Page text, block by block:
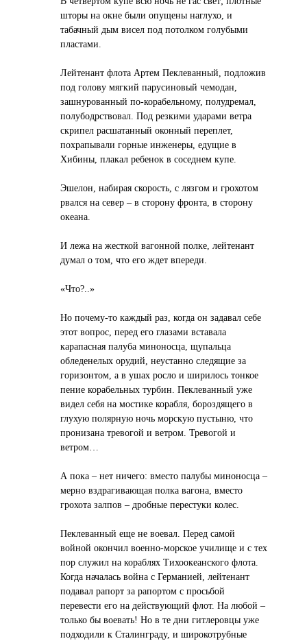
шторы на окне были опущены наглухо, и
табачный дым висел под потолком голубыми
пластами.
Лейтенант флота Артем Пеклеванный, подложив
под голову мягкий парусиновый чемодан,
зашнурованный по-корабельному, полудремал,
полубодрствовал. Под резкими ударами ветра
скрипел расшатанный оконный переплет,
похрапывали горные инженеры, едущие в
Хибины, плакал ребенок в соседнем купе.
Эшелон, набирая скорость, с лязгом и грохотом
рвался на север – в сторону фронта, в сторону
океана.
И лежа на жесткой вагонной полке, лейтенант
думал о том, что его ждет впереди.
«Что?..»
Но почему-то каждый раз, когда он задавал себе
этот вопрос, перед его глазами вставала
карапасная палуба миноносца, щупальца
обледенелых орудий, неустанно следящие за
горизонтом, а в ушах росло и ширилось тонкое
пение корабельных турбин. Пеклеванный уже
видел себя на мостике корабля, бороздящего в
глухую полярную ночь морскую пустыню, что
пронизана тревогой и ветром. Тревогой и
ветром…
А пока – нет ничего: вместо палубы миноносца –
мерно вздрагивающая полка вагона, вместо
грохота залпов – дробные перестуки колес.
Пеклеванный еще не воевал. Перед самой
войной окончил военно-морское училище и с тех
пор служил на кораблях Тихоокеанского флота.
Когда началась война с Германией, лейтенант
подавал рапорт за рапортом с просьбой
перевести его на действующий флот. На любой –
только бы воевать! Но в те дни гитлеровцы уже
подходили к Сталинграду, и широкотрубные